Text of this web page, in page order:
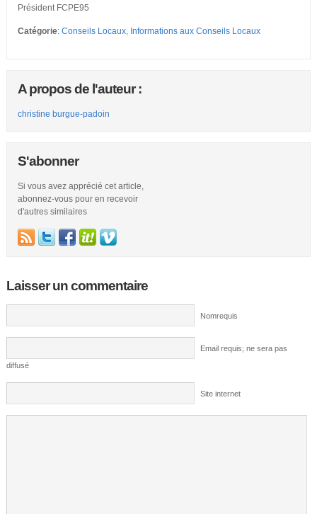
Président FCPE95
Catégorie: Conseils Locaux, Informations aux Conseils Locaux
A propos de l'auteur :
christine burgue-padoin
S'abonner
Si vous avez apprécié cet article,
abonnez-vous pour en recevoir
d'autres similaires
Laisser un commentaire
Nomrequis
Email requis; ne sera pas
diffusé
Site internet